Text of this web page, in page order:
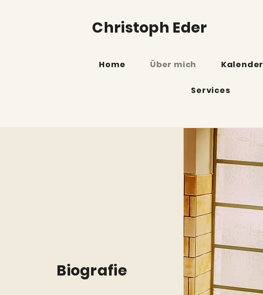
Christoph Eder
Home Über mich Kalender
Services
Biografie